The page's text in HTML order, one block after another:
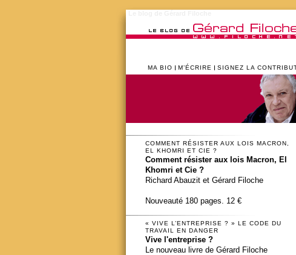
MA BIO M’ÉCRIRE SIGNEZ LA
COMMENT RÉSISTER AUX LOIS MACRON,
EL KHOMRI ET CIE ?
Comment résister aux lois Macron, El
Khomri et Cie ?
Richard Abauzit et Gérard Filoche
Nouveauté 180 pages. 12 €
« VIVE L’ENTREPRISE ? » LE CODE DU
TRAVAIL EN DANGER
Vive l'entreprise ?
Le nouveau livre de Gérard Filoche